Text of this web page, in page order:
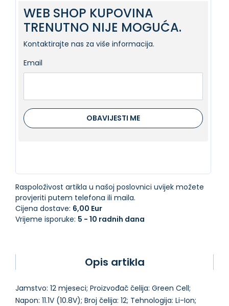
WEB SHOP KUPOVINA
TRENUTNO NIJE MOGUĆA.
Kontaktirajte nas za više informacija.
Email
OBAVIJESTI ME
Raspoloživost artikla u našoj poslovnici uvijek možete
provjeriti putem telefona ili maila.
Cijena dostave: 6,00 Eur
Vrijeme isporuke: 5 - 10 radnih dana
Opis artikla
Jamstvo: 12 mjeseci; Proizvođač čelija: Green Cell;
Napon: 11.1V (10.8V); Broj čelija: 12; Tehnologija: Li-Ion;